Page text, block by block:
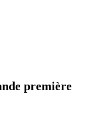
première